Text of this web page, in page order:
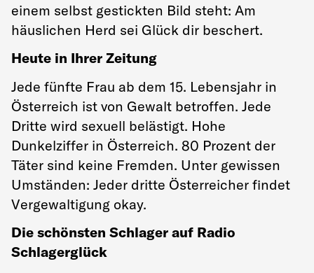
einem selbst gestickten Bild steht: Am
häuslichen Herd sei Glück dir beschert.
Heute in Ihrer Zeitung
Jede fünfte Frau ab dem 15. Lebensjahr in
Österreich ist von Gewalt betroffen. Jede
Dritte wird sexuell belästigt. Hohe
Dunkelziffer in Österreich. 80 Prozent der
Täter sind keine Fremden. Unter gewissen
Umständen: Jeder dritte Österreicher findet
Vergewaltigung okay.
Die schönsten Schlager auf Radio
Schlagerglück